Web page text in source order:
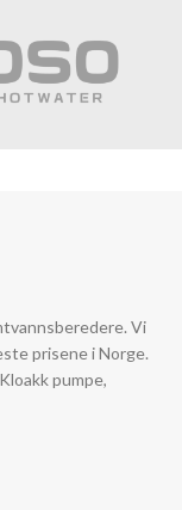
Vi
prisene i Norge.
pumpe,